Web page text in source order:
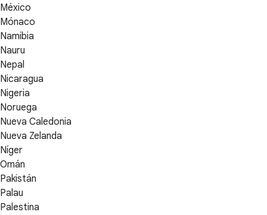
México
Mónaco
Namibia
Nauru
Nepal
Nicaragua
Nigeria
Noruega
Nueva Caledonia
Nueva Zelanda
Níger
Omán
Pakistán
Palau
Palestina